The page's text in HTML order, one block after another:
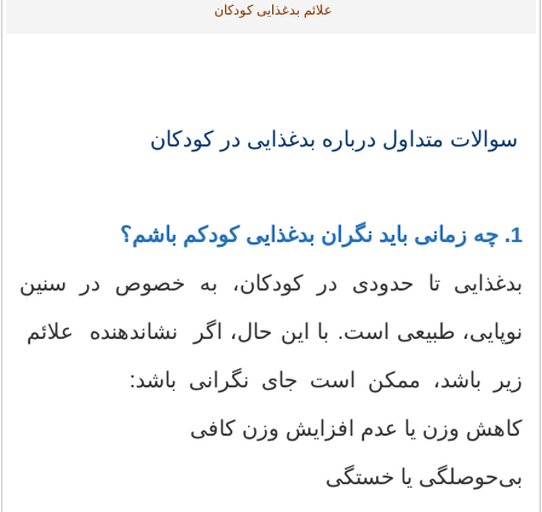
علائم بدغذایی کودکان
سوالات متداول درباره بدغذایی در کودکان
1. چه زمانی باید نگران بدغذایی کودکم باشم؟
بدغذایی تا حدودی در کودکان، به خصوص در سنین
نوپایی، طبیعی است. با این حال، اگر نشاندهنده علائم
زیر باشد، ممکن است جای نگرانی باشد:
کاهش وزن یا عدم افزایش وزن کافی
بی‌حوصلگی یا خستگی